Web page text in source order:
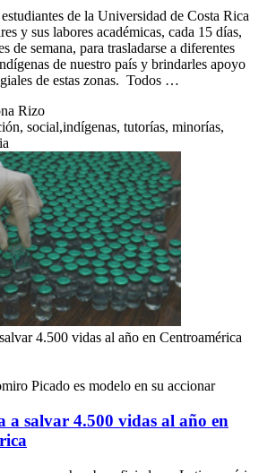
de la Universidad de Costa Rica
y sus labores académicas, cada 15 días,
de semana, para trasladarse a diferentes
de nuestro país y brindarles apoyo
de estas zonas. Todos …
Rizo
social,indígenas, tutorías, minorías,
4.500 vidas al año en Centroamérica
Picado es modelo en su accionar
a salvar 4.500 vidas al año en